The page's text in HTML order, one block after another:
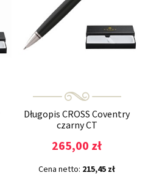
Długopis CROSS Coventry
czarny CT
265,00 zł
Cena netto: 215,45 zł